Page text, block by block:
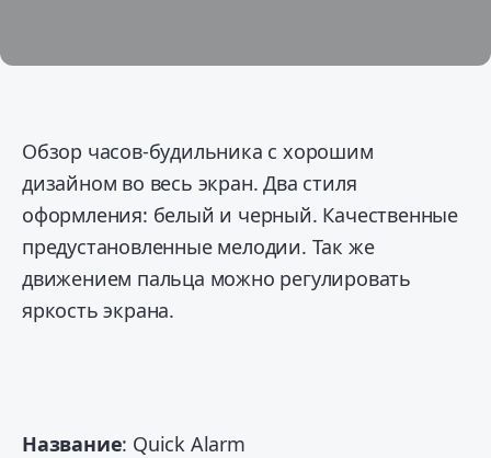
Обзор часов-будильника с хорошим
дизайном во весь экран. Два стиля
оформления: белый и черный. Качественные
предустановленные мелодии. Так же
движением пальца можно регулировать
яркость экрана.
Название: Quick Alarm